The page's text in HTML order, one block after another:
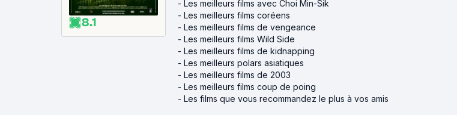
8.1
- Les meilleurs films avec Choi Min-Sik
- Les meilleurs films coréens
- Les meilleurs films de vengeance
- Les meilleurs films Wild Side
- Les meilleurs films de kidnapping
- Les meilleurs polars asiatiques
- Les meilleurs films de 2003
- Les meilleurs films coup de poing
- Les films que vous recommandez le plus à vos amis